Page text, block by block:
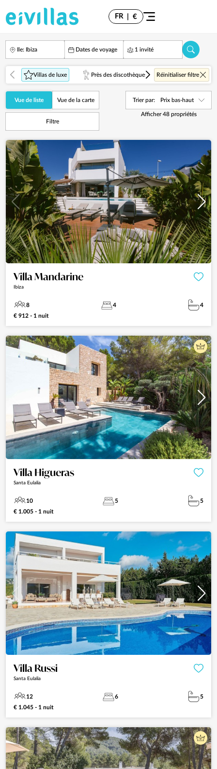
FR €
Ile: Ibiza Dates de voyage 1 invité
Villas de luxe Près des discothèques Sur la Mer
Réinitialiser filtre
Vue de liste Vue de la carte
Filtre
Afficher48propriétés
Trier par: Prix bas-haut
Villa Mandarine
Ibiza
8 4
4
€ 912 - 1 nuit
Villa Higueras
Santa Eulalia
10 5
5
€ 1.005 - 1 nuit
Villa Russi
Santa Eulalia
12 6
5
€ 1.045 - 1 nuit